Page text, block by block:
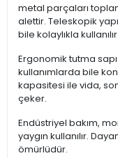
metal parçaları
alettir. Teleskopik
bile kolaylıkla kullanılır.
Ergonomik tutma
kullanımlarda bile
kapasitesi ile vida,
çeker.
Endüstriyel bakım,
yaygın kullanılır.
ömürlüdür.